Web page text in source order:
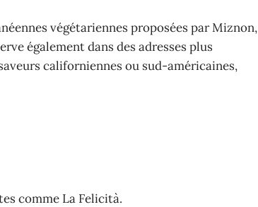
végétariennes proposées par Miznon,
également dans des adresses plus
californiennes ou sud-américaines,
comme La Felicità.